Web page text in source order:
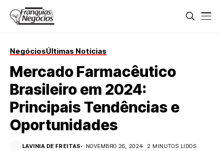
NegóciosÚltimas Notícias
Mercado Farmacêutico
Brasileiro em 2024:
Principais Tendências e
Oportunidades
LAVINIA DE FREITAS NOVEMBRO 26, 2024
2 MINUTOS LIDOS